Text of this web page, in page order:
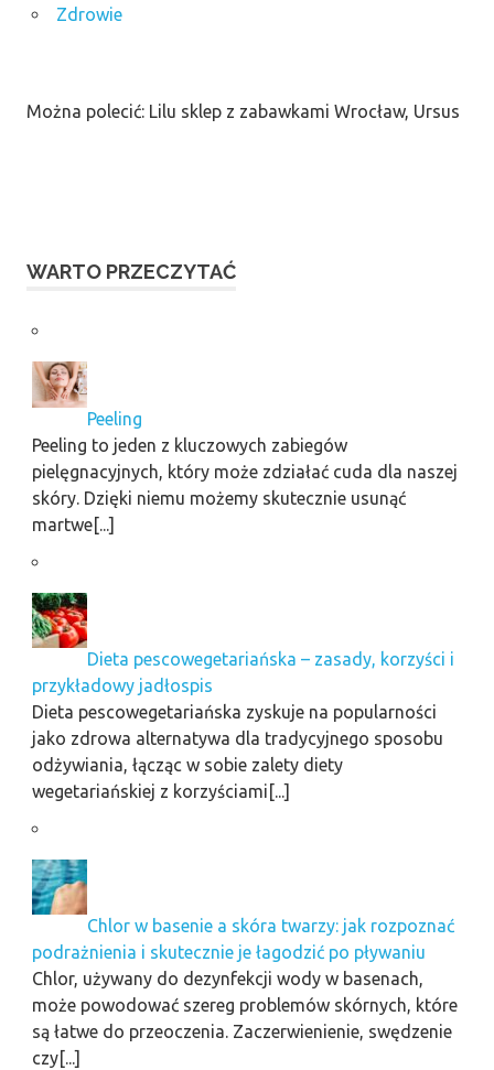
Zdrowie
Można polecić: Lilu sklep z zabawkami Wrocław, Ursus
WARTO PRZECZYTAĆ
Peeling
Peeling to jeden z kluczowych zabiegów
pielęgnacyjnych, który może zdziałać cuda dla naszej
skóry. Dzięki niemu możemy skutecznie usunąć
martwe[...]
Dieta pescowegetariańska – zasady, korzyści i
przykładowy jadłospis
Dieta pescowegetariańska zyskuje na popularności
jako zdrowa alternatywa dla tradycyjnego sposobu
odżywiania, łącząc w sobie zalety diety
wegetariańskiej z korzyściami[...]
Chlor w basenie a skóra twarzy: jak rozpoznać
podrażnienia i skutecznie je łagodzić po pływaniu
Chlor, używany do dezynfekcji wody w basenach,
może powodować szereg problemów skórnych, które
są łatwe do przeoczenia. Zaczerwienienie, swędzenie
czy[...]